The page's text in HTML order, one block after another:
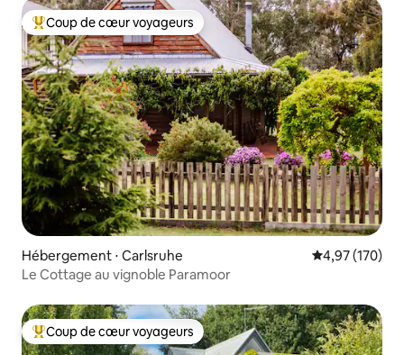
Coups de cœur voyageurs les plus appréciés
Coup de cœur voyageurs
Hébergement ⋅ Carlsruhe Évaluation
4,97 (170)
Le Cottage au vignoble Paramoor
Coups de cœur voyageurs les plus appréciés
Coup de cœur voyageurs